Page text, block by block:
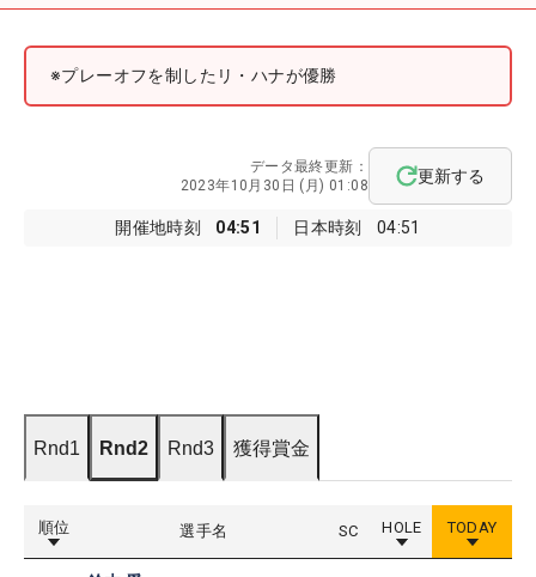
※プレーオフを制したリ・ハナが優勝
開催地時刻 04:51 日本時刻 04:51
データ最終更新：
2023年10月30日 (月) 01:08
更新する
Rnd1 Rnd2 Rnd3 獲得賞金
順位 選手名 SC HOLE TODAY